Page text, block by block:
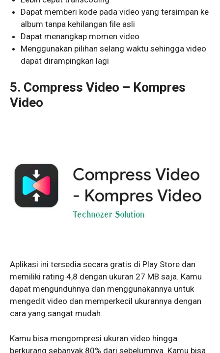
Dapat memberi kode pada video yang tersimpan ke
album tanpa kehilangan file asli
Dapat menangkap momen video
Menggunakan pilihan selang waktu sehingga video
dapat dirampingkan lagi
5. Compress Video – Kompres
Video
Aplikasi ini tersedia secara gratis di Play Store dan
memiliki rating 4,8 dengan ukuran 27 MB saja. Kamu
dapat mengunduhnya dan menggunakannya untuk
mengedit video dan memperkecil ukurannya dengan
cara yang sangat mudah.
Kamu bisa mengompresi ukuran video hingga
berkurang sebanyak 80% dari sebelumnya. Kamu bisa